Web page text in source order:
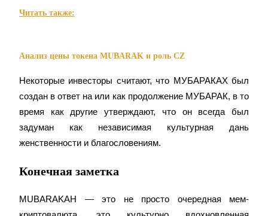
Читать также:
Анализ цены токена MUBARAK и роль CZ
Некоторые инвесторы считают, что МУБАРАКАХ был
создан в ответ на или как продолжение МУБАРАК, в то
время как другие утверждают, что он всегда был
задуман как независимая культурная дань
женственности и благословениям.
Конечная заметка
MUBARAKAH — это не просто очередная мем-